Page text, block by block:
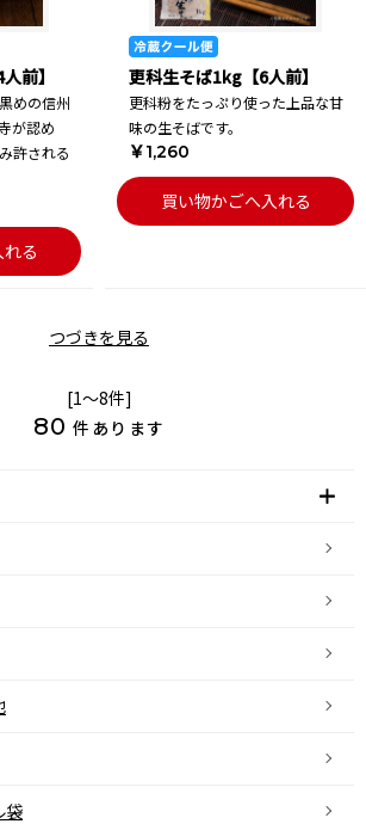
前】
めの信州
が認め
許される
る
更科生そば1kg【6人前】
更科粉をたっぷり使った上品な甘
味の生そばです。
￥1,260
買い物かごへ入れる
つづきを見る
[1～8件]
80 件あります
袋